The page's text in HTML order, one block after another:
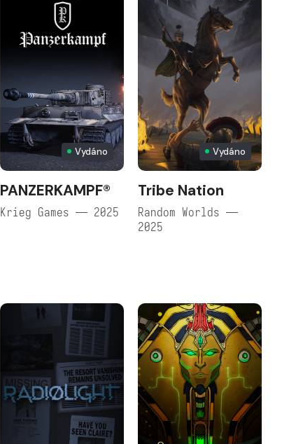
Vydáno
PANZERKAMPF®
Krieg Games — 2025
Vydáno
Tribe Nation
Random Worlds —
2025